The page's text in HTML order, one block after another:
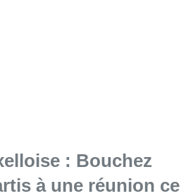
: Bouchez
à une réunion ce